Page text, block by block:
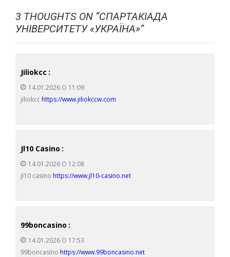
3 THOUGHTS ON “СПАРТАКІАДА
УНІВЕРСИТЕТУ «УКРАЇНА»”
Jiliokcc :
14.01.2026 О 11:09
jiliokcc https://www.jiliokccw.com
Jl10 Casino :
14.01.2026 О 12:08
jl10 casino https://www.jl10-casino.net
99boncasino :
14.01.2026 О 17:53
99boncasino https://www.99boncasino.net